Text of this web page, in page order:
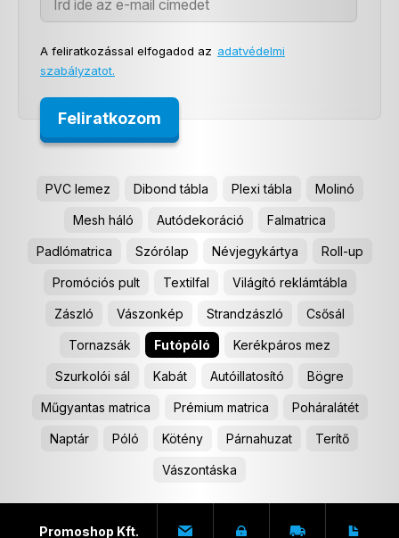
A feliratkozással elfogadod az adatvédelmi
szabályzatot.
PVC lemez Dibond tábla Plexi tábla Molinó
Mesh háló Autódekoráció Falmatrica
Padlómatrica Szórólap Névjegykártya Roll-up
Promóciós pult Textilfal Világító reklámtábla
Zászló Vászonkép Strandzászló Csősál
Tornazsák Futópóló Kerékpáros mez
Szurkolói sál Kabát Autóillatosító Bögre
Műgyantas matrica Prémium matrica Poháralátét
Naptár Póló Kötény Párnahuzat Terítő
Vászontáska
Promoshop Kft.